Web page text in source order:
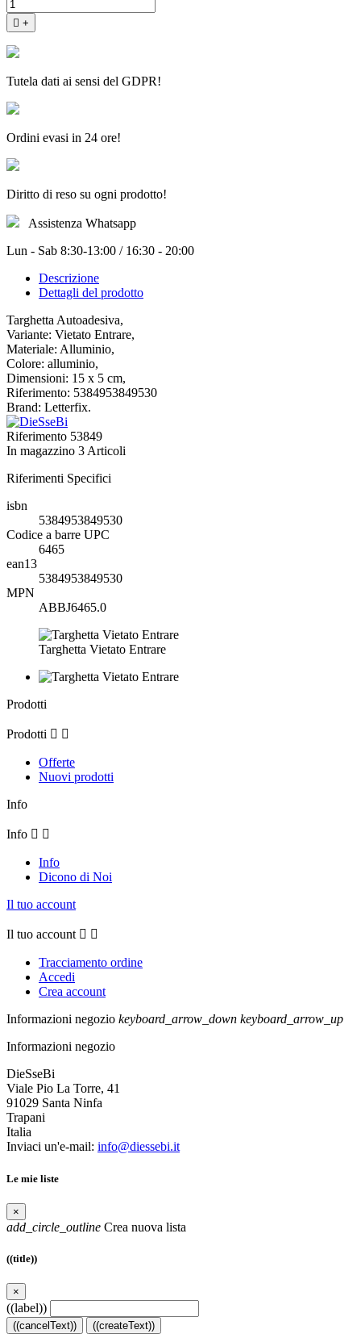
 +
Tutela dati ai sensi del GDPR!
Ordini evasi in 24 ore!
Diritto di reso su ogni prodotto!
Assistenza Whatsapp
Lun - Sab 8:30-13:00 / 16:30 - 20:00
Descrizione
Dettagli del prodotto
Targhetta Autoadesiva,
Variante: Vietato Entrare,
Materiale: Alluminio,
Colore: alluminio,
Dimensioni: 15 x 5 cm,
Riferimento: 5384953849530
Brand: Letterfix.
Riferimento 53849
In magazzino 3 Articoli
Riferimenti Specifici
isbn
5384953849530
Codice a barre UPC
6465
ean13
5384953849530
MPN
ABBJ6465.0
Targhetta Vietato Entrare
Prodotti
Prodotti  
Offerte
Nuovi prodotti
Info
Info  
Info
Dicono di Noi
Il tuo account
Il tuo account  
Tracciamento ordine
Accedi
Crea account
Informazioni negozio keyboard_arrow_down keyboard_arrow_up
Informazioni negozio
DieSseBi
Viale Pio La Torre, 41
91029 Santa Ninfa
Trapani
Italia
Inviaci un'e-mail: info@diessebi.it
Le mie liste
×
add_circle_outline Crea nuova lista
((title))
×
((label))
((cancelText)) ((createText))